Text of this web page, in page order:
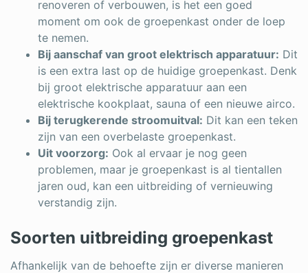
renoveren of verbouwen, is het een goed
moment om ook de groepenkast onder de loep
te nemen.
Bij aanschaf van groot elektrisch apparatuur: Dit
is een extra last op de huidige groepenkast. Denk
bij groot elektrische apparatuur aan een
elektrische kookplaat, sauna of een nieuwe airco.
Bij terugkerende stroomuitval: Dit kan een teken
zijn van een overbelaste groepenkast.
Uit voorzorg: Ook al ervaar je nog geen
problemen, maar je groepenkast is al tientallen
jaren oud, kan een uitbreiding of vernieuwing
verstandig zijn.
Soorten uitbreiding groepenkast
Afhankelijk van de behoefte zijn er diverse manieren